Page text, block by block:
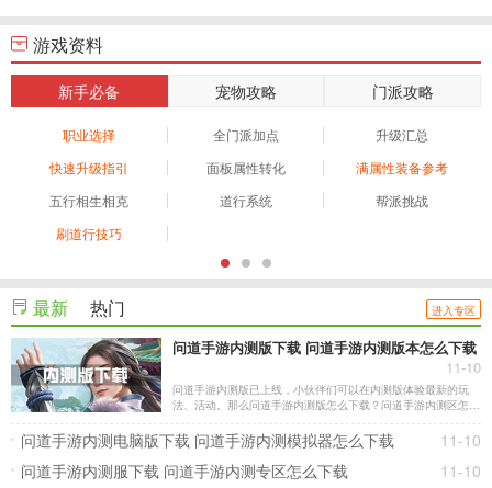
游戏资料
新手必备 宠物攻略 门派攻略
职业选择 全门派加点
升级汇总
快速升级指引
面板属性转化
满属性装备参考
五行相生相克
道行系统
帮派挑战
刷道行技巧
最新 热门 进入专区
问道手游内测版下载 问道手游内测版本怎么下载
11-10
问道手游内测版已上线，小伙伴们可以在内测版体验最新的玩
法、活动。那么问道手游内测版怎么下载？问道手游内测区怎么
11-10
问道手游内测电脑版下载 问道手游内测模拟器怎么下载
11-10
问道手游内测服下载 问道手游内测专区怎么下载